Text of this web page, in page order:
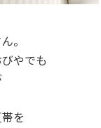
。
やでも
を